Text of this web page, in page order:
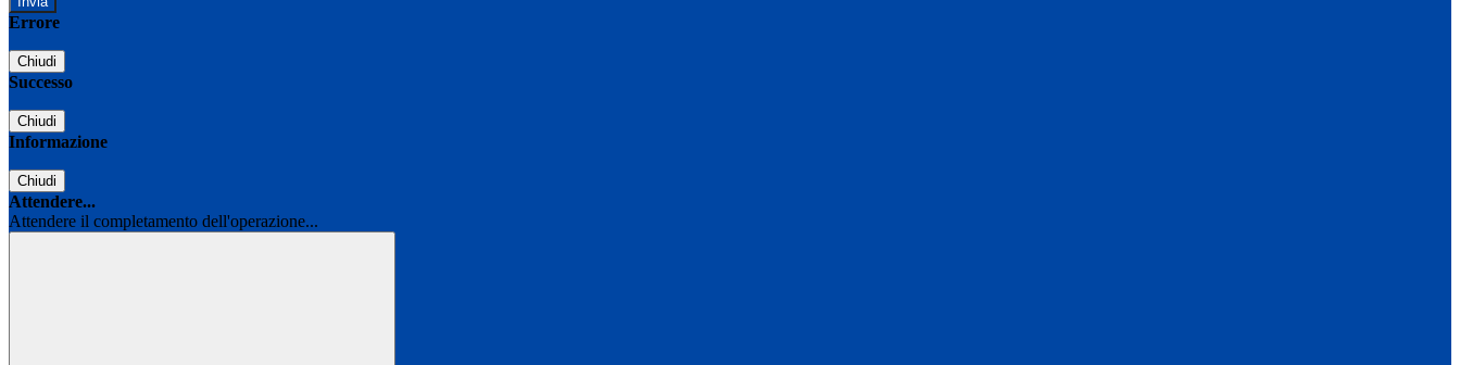
Errore
Chiudi
Successo
Chiudi
Informazione
Chiudi
Attendere...
Attendere il completamento dell'operazione...